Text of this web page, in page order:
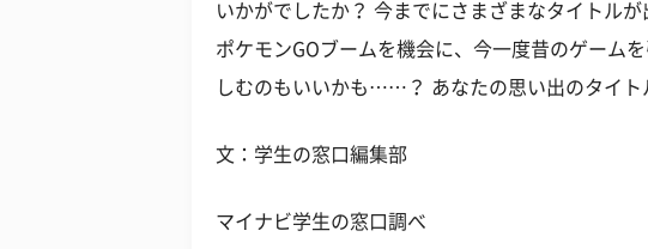
いかがでしたか？ 今までにさまざまなタイトル
ポケモンGOブームを機会に、今一度昔のゲーム
しむのもいいかも……？ あなたの思い出のタイト
文：学生の窓口編集部
マイナビ学生の窓口調べ